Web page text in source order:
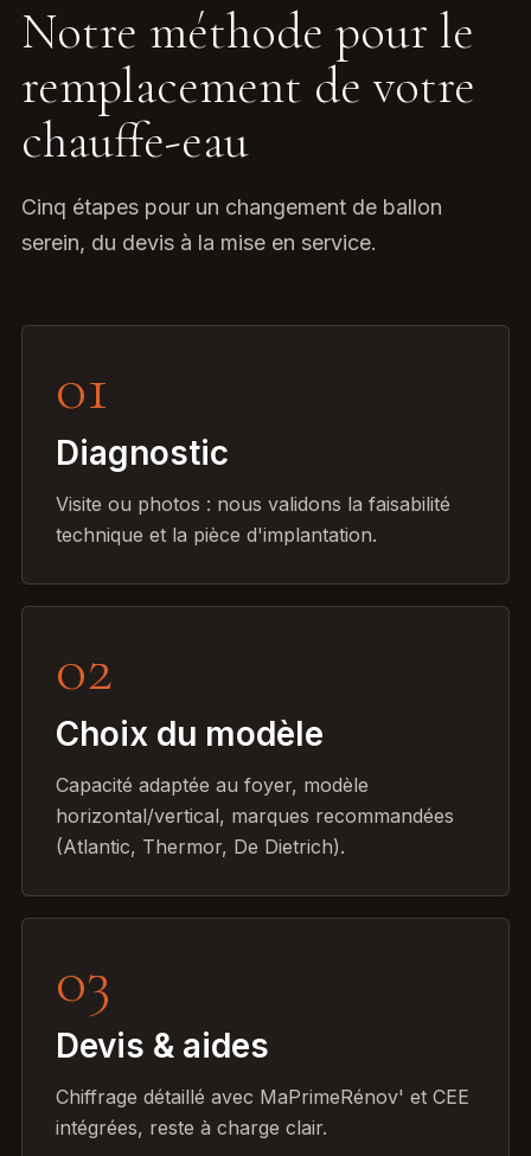
Notre méthode pour le
remplacement de votre
chauffe-eau
Cinq étapes pour un changement de ballon
serein, du devis à la mise en service.
01
Diagnostic
Visite ou photos : nous validons la faisabilité
technique et la pièce d'implantation.
02
Choix du modèle
Capacité adaptée au foyer, modèle
horizontal/vertical, marques recommandées
(Atlantic, Thermor, De Dietrich).
03
Devis & aides
Chiffrage détaillé avec MaPrimeRénov' et CEE
intégrées, reste à charge clair.